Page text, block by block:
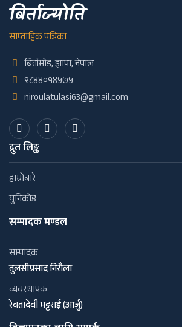
बिर्ताज्योति
साप्ताहिक पत्रिका
बिर्तामोड, झापा, नेपाल
९८४४०१४५७५
niroulatulasi63@gmail.com
द्रुत लिङ्क
हाम्रोबारे
युनिकोड
सम्पादक मण्डल
सम्पादक
तुलसीप्रसाद निरौला
व्यवस्थापक
रेवतादेवी भट्टराई (आर्जु)